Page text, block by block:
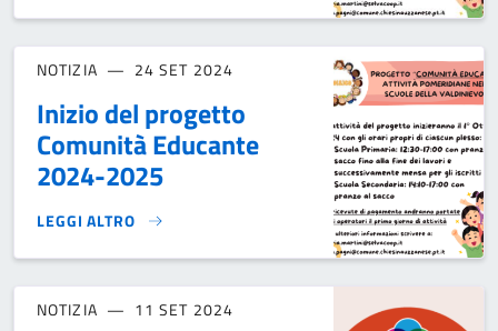
NOTIZIA 24 SET 2024
Inizio del progetto
Comunità Educante
2024-2025
LEGGI ALTRO
INIZIO DEL PROGETTO COMUNITÀ EDUCANTE 2024-2025}
NOTIZIA 11 SET 2024